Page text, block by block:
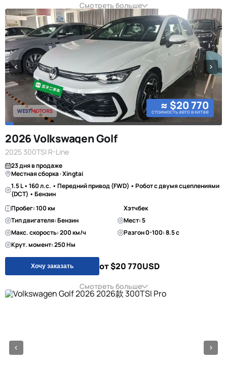
Смотреть больше
≈ $20 770
стоимость авто в китае
2026 Volkswagen Golf
2025 300TSI R-Line
23 дня в продаже
Местная сборка · Xingtai
1.5 L • 160 л.с. • Передний привод (FWD) • Робот с двумя сцеплениями
(DCT) • Бензин
Пробег: 100 км
Хэтчбек
Тип двигателя: Бензин
Мест: 5
Макс. скорость: 200 км/ч
Разгон 0-100: 8.5 с
Крут. момент: 250 Нм
Хочу заказать от $20 770USD
Смотреть больше